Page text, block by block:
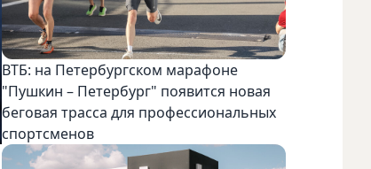
ВТБ: на Петербургском марафоне
"Пушкин – Петербург" появится новая
беговая трасса для профессиональных
спортсменов